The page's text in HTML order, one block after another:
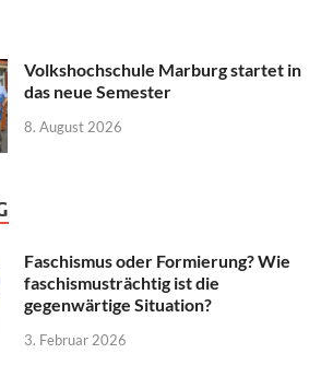
Volkshochschule Marburg startet in
das neue Semester
8. August 2026
Faschismus oder Formierung? Wie
faschismusträchtig ist die
gegenwärtige Situation?
3. Februar 2026